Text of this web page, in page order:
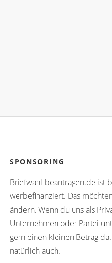
SPONSORING
Briefwahl-beantragen.de ist
werbefinanziert. Das
ändern. Wenn du uns als
Unternehmen oder Partei
gern einen kleinen Betrag
natürlich auch.